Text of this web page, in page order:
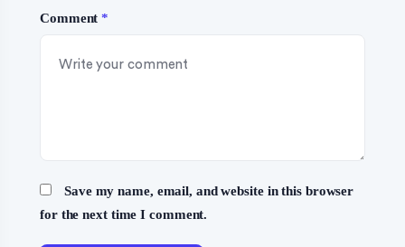
Comment*
Save my name, email, and website in this browser
for the next time I comment.